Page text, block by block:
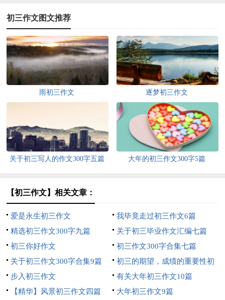
初三作文图文推荐
雨初三作文 逐梦初三作文
关于初三写人的作文300字五篇 大年的初三作文300字5篇
【初三作文】相关文章：
爱是永生初三作文
我毕竟走过初三作文6篇
精选初三作文300字九篇
关于初三毕业作文汇编七篇
初三你好作文
初三作文300字合集七篇
关于初三作文300字合集9篇
初三的期望，成绩的重要性初
中作文
步入初三作文
有关大年初三作文10篇
【精华】风景初三作文四篇
大年初三作文9篇